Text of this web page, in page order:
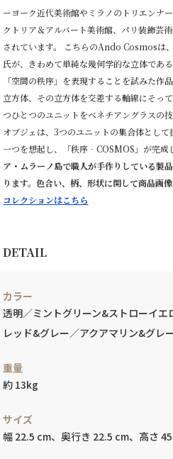
ーヨーク近代美術館やミラノのトリエンナ
クトリア＆アルバート美術館、パリ装飾芸
されています。 こちらのAndo Cosmosは
氏が、きわめて単純な幾何学的な立体であ
「空間の秩序」を表現することを試みた作
立方体、その立方体を交差する軸線にそっ
つひとつのユニットをベネチアングラスの
オブジェは、3つのユニットの集合体とし
一つを想起し、「秩序‐COSMOS」が完成
ア・ムラーノ島で職人が手作りしている製
ります。色合い、柄、形状に関して商品画
コレクションはこちら
DETAIL
カラー
透明／ミントグリーン&ストローイ
レッド&グレー／アクアマリン&グレ
重量
約 13kg
サイズ
幅 22.5 cm、奥行き 22.5 cm、高さ